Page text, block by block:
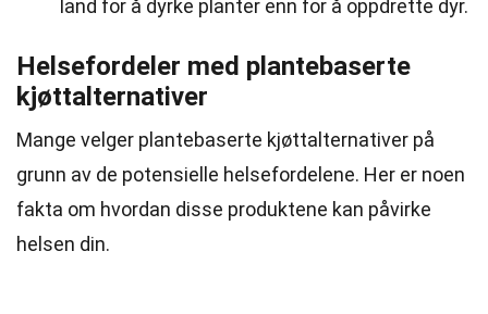
land for å dyrke planter enn for å oppdrette dyr.
Helsefordeler med plantebaserte
kjøttalternativer
Mange velger plantebaserte kjøttalternativer på
grunn av de potensielle helsefordelene. Her er noen
fakta om hvordan disse produktene kan påvirke
helsen din.